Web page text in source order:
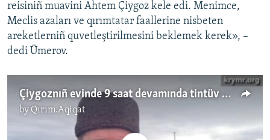
reisiniñ muavini Ahtem Çiygoz kele edi. Menimce,
Meclis azaları ve qırımtatar faallerine nisbeten
areketlerniñ quvetleştirilmesini beklemek kerek», –
dedi Ümerov.
Çiygoznıñ evinde 9 saat devamında tintüv keçirile
by Qırım.Aqiqat